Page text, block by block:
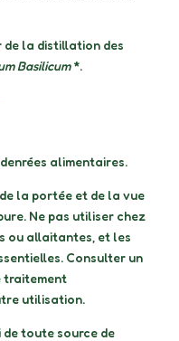
de la distillation des
Basilicum*.
alimentaires.
la portée et de la vue
Ne pas utiliser chez
ou allaitantes, et les
Consulter un
traitement
utilisation.
de toute source de